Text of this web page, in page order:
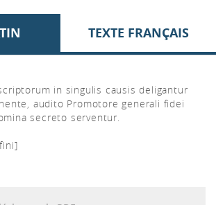
TEXTE FRANÇAIS
in singulis causis deligantur
audito Promotore generali fidei
secreto serventur.